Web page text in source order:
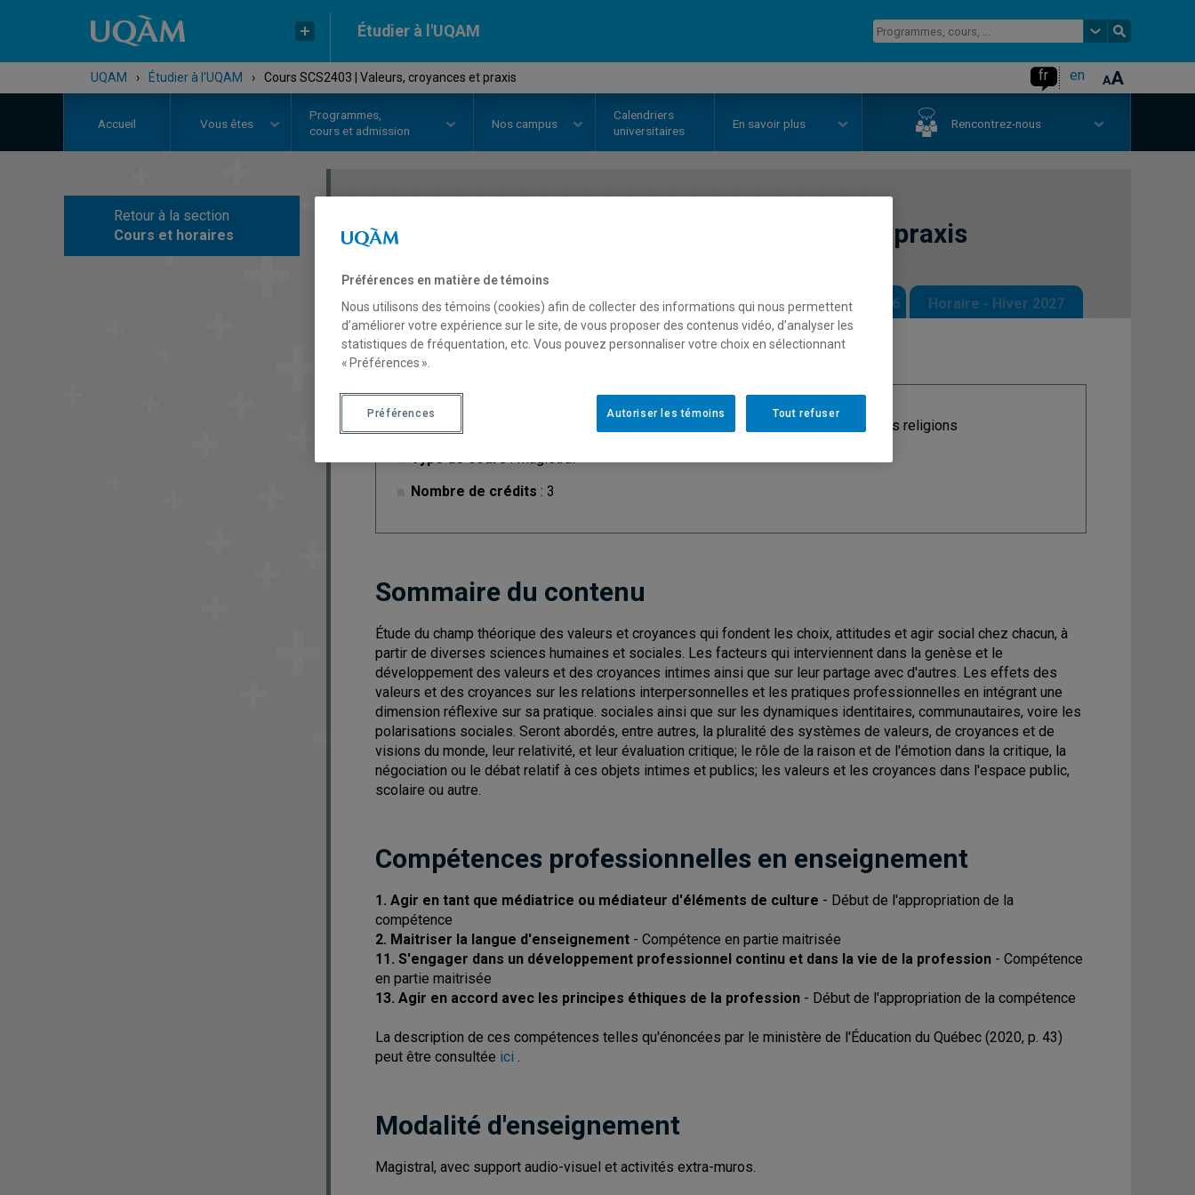
Étudier à l'UQAM
UQAM › Étudier à l'UQAM › Cours SCS2403 | Valeurs, croyances et praxis fr en
Accueil Vous êtes
Programmes,
cours et admission
Nos campus
Calendriers
universitaires
En savoir plus Rencontrez-nous
Retour à la section
Cours et horaires
COURS Valeurs, croyances et praxis
Description Horaire - Été 2026 Horaire - Automne 2026 Horaire - Hiver 2027
Type de cours: Magistral
Nombre de crédits : 3
: Science des religions
Sommaire du contenu
Étude du champ théorique des valeurs et croyances qui fondent les choix, attitudes et agir social chez chacun, à
partir de diverses sciences humaines et sociales. Les facteurs qui interviennent dans la genèse et le
développement des valeurs et des croyances intimes ainsi que sur leur partage avec d'autres. Les effets des
valeurs et des croyances sur les relations interpersonnelles et les pratiques professionnelles en intégrant une
dimension réflexive sur sa pratique. sociales ainsi que sur les dynamiques identitaires, communautaires, voire les
polarisations sociales. Seront abordés, entre autres, la pluralité des systèmes de valeurs, de croyances et de
visions du monde, leur relativité, et leur évaluation critique; le rôle de la raison et de l'émotion dans la critique, la
négociation ou le débat relatif à ces objets intimes et publics; les valeurs et les croyances dans l'espace public,
scolaire ou autre.
Compétences professionnelles en enseignement
1. Agir en tant que médiatrice ou médiateur d'éléments de culture - Début de l'appropriation de la
compétence
2. Maitriser la langue d'enseignement - Compétence en partie maitrisée
11. S'engager dans un développement professionnel continu et dans la vie de la profession - Compétence
en partie maitrisée
13. Agir en accord avec les principes éthiques de la profession - Début de l'appropriation de la compétence
La description de ces compétences telles qu'énoncées par le ministère de l'Éducation du Québec (2020, p. 43)
peut être consultée ici .
Modalité d'enseignement
Magistral, avec support audio-visuel et activités extra-muros.
Préférences en matière de témoins
Nous utilisons des témoins (cookies) afin de collecter des informations qui nous permettent
d’améliorer votre expérience sur le site, de vous proposer des contenus vidéo, d’analyser les
statistiques de fréquentation, etc. Vous pouvez personnaliser votre choix en sélectionnant
« Préférences ».
Tout refuser
Autoriser les témoins
Préférences